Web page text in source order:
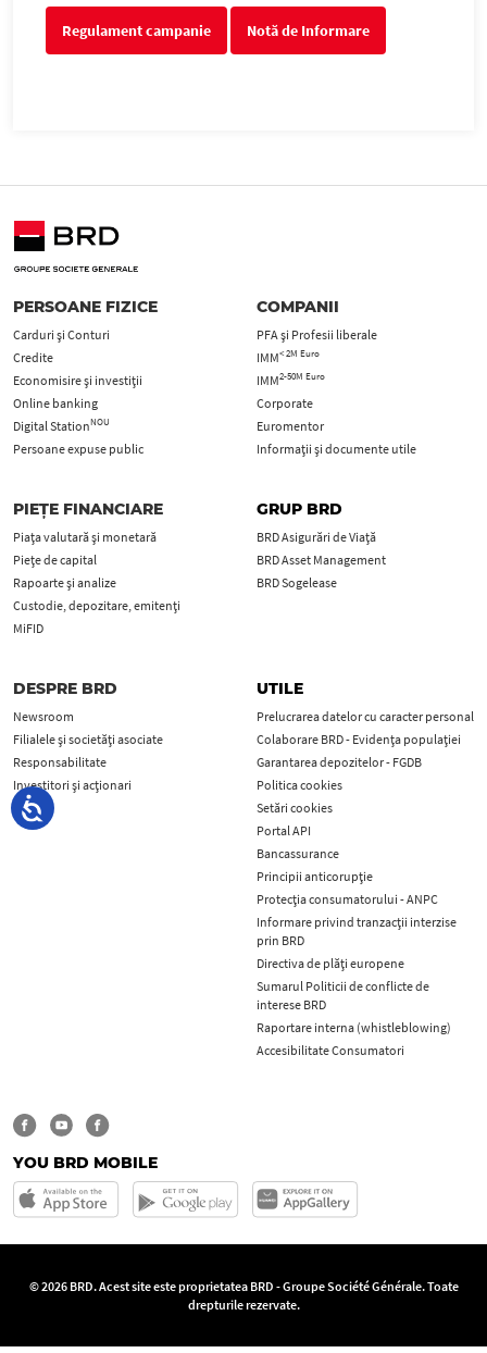
Regulament campanie Notă de Informare
PERSOANE FIZICE
Carduri şi Conturi
Credite
Economisire și investiții
Online banking
Digital StationNOU
Persoane expuse public
COMPANII
PFA şi Profesii liberale
IMM< 2M Euro
IMM2-50M Euro
Corporate
Euromentor
Informații și documente utile
PIEȚE FINANCIARE
Piața valutară și monetară
Piețe de capital
Rapoarte și analize
Custodie, depozitare, emitenți
MiFID
GRUP BRD
BRD Asigurări de Viață
BRD Asset Management
BRD Sogelease
DESPRE BRD
Newsroom
Filialele și societăți asociate
Responsabilitate
Investitori și acționari
Cariere
UTILE
Prelucrarea datelor cu caracter personal
Colaborare BRD - Evidența populației
Garantarea depozitelor - FGDB
Politica cookies
Setări cookies
Portal API
Bancassurance
Principii anticorupţie
Protecţia consumatorului - ANPC
Informare privind tranzacții interzise
prin BRD
Directiva de plăți europene
Sumarul Politicii de conflicte de
interese BRD
Raportare interna (whistleblowing)
Accesibilitate Consumatori
YOU BRD MOBILE
© 2026 BRD. Acest site este proprietatea BRD - Groupe Société Générale. Toate
drepturile rezervate.